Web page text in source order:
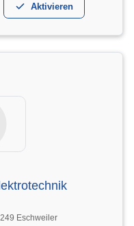
Aktivieren
Eschweiler